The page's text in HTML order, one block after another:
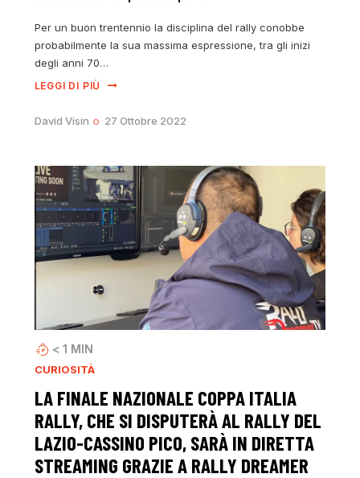
Per un buon trentennio la disciplina del rally conobbe
probabilmente la sua massima espressione, tra gli inizi
degli anni 70…
LEGGI DI PIÙ
David Visin 27 Ottobre 2022
< 1 MIN
CURIOSITÀ
LA FINALE NAZIONALE COPPA ITALIA
RALLY, CHE SI DISPUTERÀ AL RALLY DEL
LAZIO-CASSINO PICO, SARÀ IN DIRETTA
STREAMING GRAZIE A RALLY DREAMER